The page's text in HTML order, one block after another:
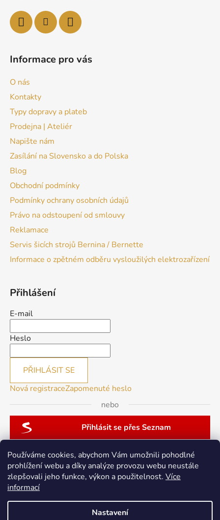
Používáme cookies, abychom Vám umožnili pohodlné
prohlížení webu a díky analýze provozu webu neustále
zlepšovali jeho funkce, výkon a použitelnost. Více
informací
Nastavení
Informace pro vás
O nás
Kontakty
Typy dopravy a plateb
Prodejna | Ateliér
Napište nám
Zasílání na Slovensko a do Polska
Blog
Obchodní podmínky
Podmínky ochrany osobních údajů
Právo na odstoupení od smlouvy
Reklamace
Servis šicích strojů Bernina / Bernette
Informace o zpětném odběru vysloužilých elektrozařízení
Přihlášení
E-mail
Heslo
PŘIHLÁSIT SE
Nová registraceZapomenuté heslo
nebo
Přihlásit se přes Seznam
patchwork-aja.cz